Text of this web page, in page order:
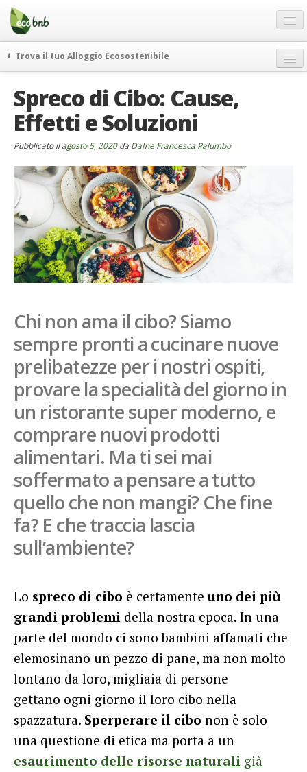
Menu
Salta
contenuto
Offerte Speciali
Regali
FAQ
Chi Siamo
Partner
Contatti
Italiano
German
English
French
Italiano
Trova il tuo Alloggio Ecosostenibile
itinerari
curiosità
vivere e viaggiare verde
ecohotel
rassegna stampa
Spreco di Cibo: Cause,
Effetti e Soluzioni
Pubblicato ilagosto 5, 2020da Dafne Francesca Palumbo
Chi non ama il cibo? Siamo
sempre pronti a cucinare nuove
prelibatezze per i nostri ospiti,
provare la specialità del giorno in
un ristorante super moderno, e
comprare nuovi prodotti
alimentari. Ma ti sei mai
soffermato a pensare a tutto
quello che non mangi? Che fine
fa? E che traccia lascia
sull’ambiente?
Lo spreco di cibo è certamente uno dei più
grandi problemi della nostra epoca. In una
parte del mondo ci sono bambini affamati che
elemosinano un pezzo di pane, ma non molto
lontano da loro, migliaia di persone
gettano ogni giorno il loro cibo nella
spazzatura. Sperperare il cibo non è solo
una questione di etica ma porta a un
esaurimento delle risorse naturali già